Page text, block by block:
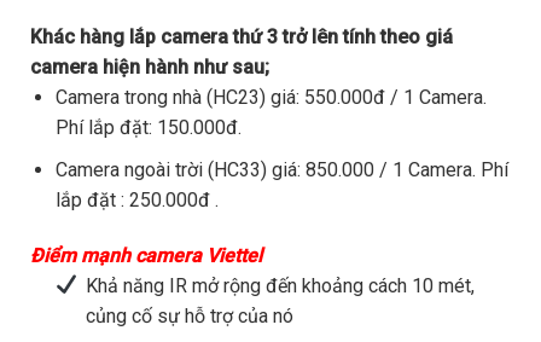
Khác hàng lắp camera thứ 3 trở lên tính theo giá
camera hiện hành như sau;
Camera trong nhà (HC23) giá: 550.000đ / 1 Camera.
Phí lắp đặt: 150.000đ.
Camera ngoài trời (HC33) giá: 850.000 / 1 Camera. Phí
lắp đặt : 250.000đ .
Điểm mạnh camera Viettel
Khả năng IR mở rộng đến khoảng cách 10 mét,
củng cố sự hỗ trợ của nó